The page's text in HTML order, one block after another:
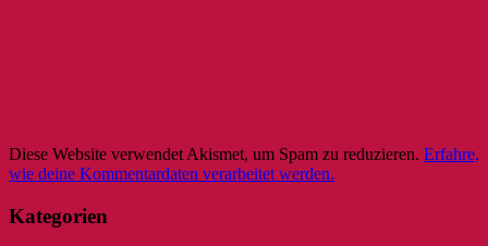
Diese Website verwendet Akismet, um Spam zu reduzieren. Erfahre,
wie deine Kommentardaten verarbeitet werden.
Kategorien